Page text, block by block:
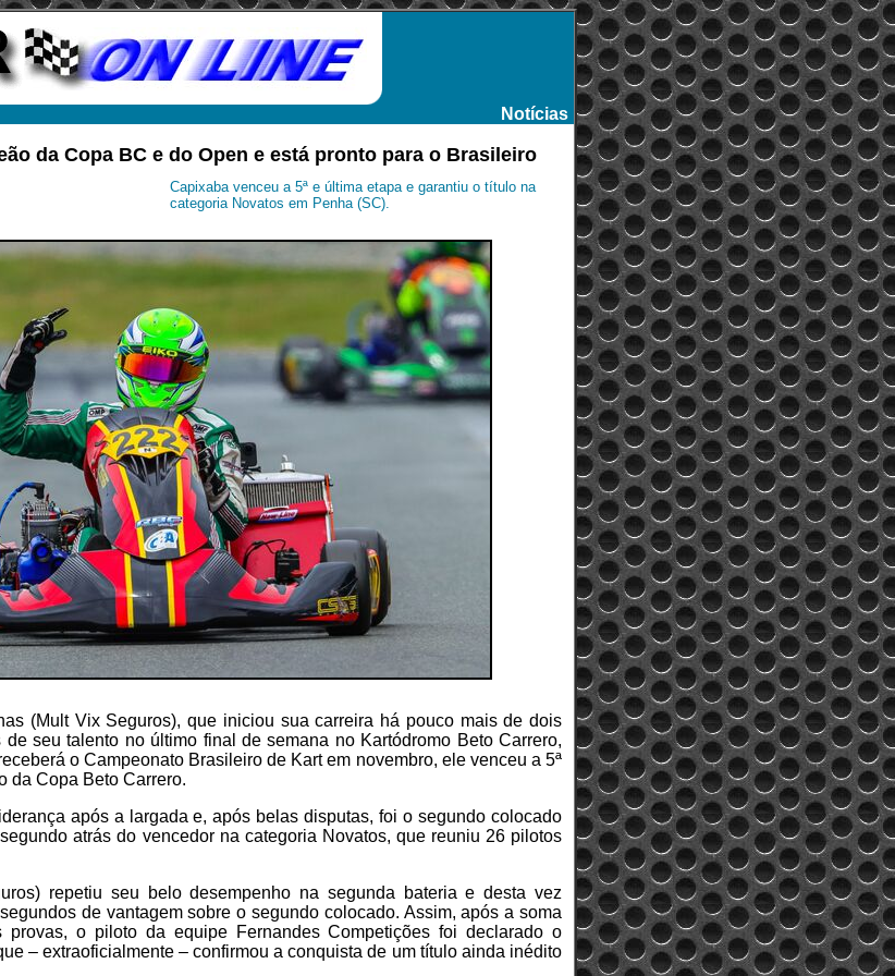
Notícias
da Copa BC e do Open e está pronto para o Brasileiro
Capixaba venceu a 5ª e última etapa e garantiu o título na
categoria Novatos em Penha (SC).
(Mult Vix Seguros), que iniciou sua carreira há pouco mais de dois
seu talento no último final de semana no Kartódromo Beto Carrero,
o Campeonato Brasileiro de Kart em novembro, ele venceu a 5ª
da Copa Beto Carrero.
após a largada e, após belas disputas, foi o segundo colocado
atrás do vencedor na categoria Novatos, que reuniu 26 pilotos
repetiu seu belo desempenho na segunda bateria e desta vez
de vantagem sobre o segundo colocado. Assim, após a soma
provas, o piloto da equipe Fernandes Competições foi declarado o
– extraoficialmente – confirmou a conquista de um título ainda inédito